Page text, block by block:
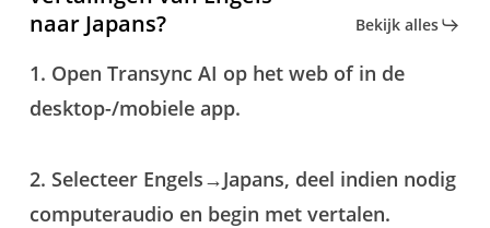
naar Japans?
Bekijk alles
1. Open Transync AI op het web of in de
desktop-/mobiele app.
2. Selecteer Engels→Japans, deel indien nodig
computeraudio en begin met vertalen.